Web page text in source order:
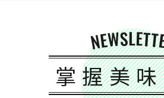
掌握美